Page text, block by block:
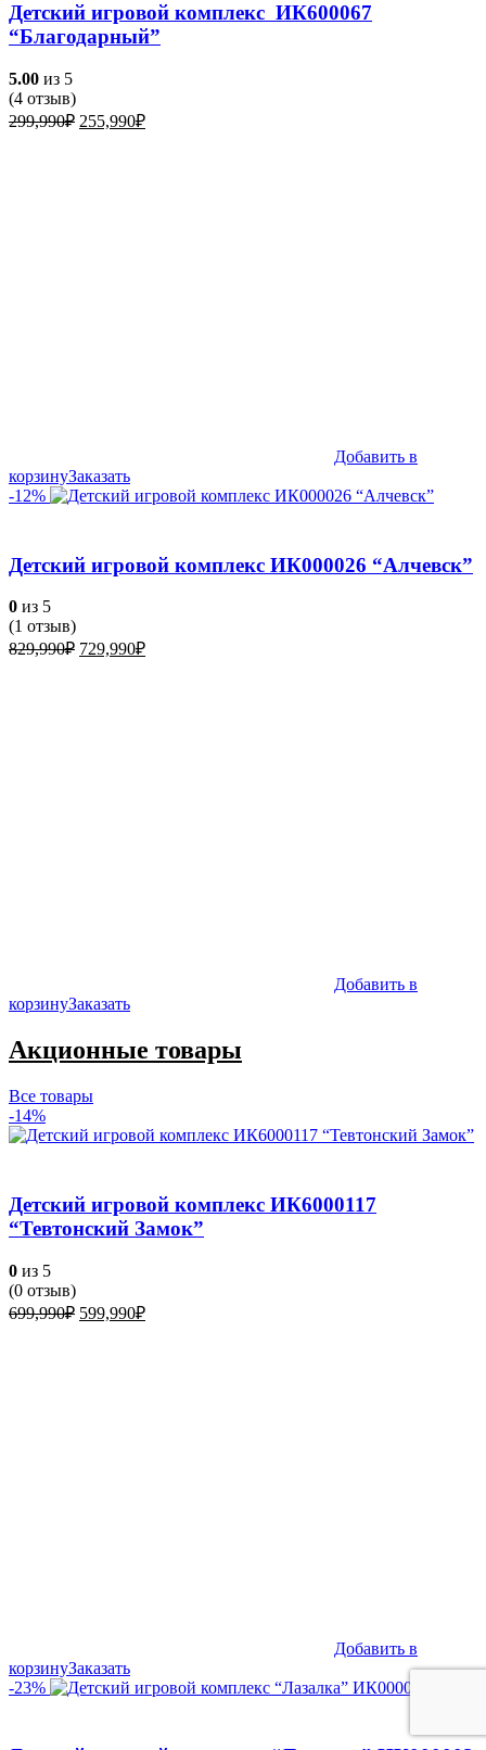
Детский игровой комплекс ИК600067
“Благодарный”
5.00 из 5
(4 отзыв)
299,990₽ Первоначальная
255,990₽Текущая
Добавить в
корзинуЗаказать
-12%
Детский игровой комплекс ИК000026 “Алчевск”
0 из 5
(1 отзыв)
829,990₽ Первоначальная
729,990₽Текущая
Добавить в
корзинуЗаказать
Акционные товары
Все товары
-14%
Детский игровой комплекс ИК6000117
“Тевтонский Замок”
0 из 5
(0 отзыв)
699,990₽ Первоначальная
599,990₽Текущая
Добавить в
корзинуЗаказать
-23%